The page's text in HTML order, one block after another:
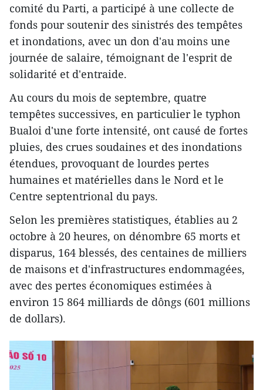
comité du Parti, a participé à une collecte de
fonds pour soutenir des sinistrés des tempêtes
et inondations, avec un don d'au moins une
journée de salaire, témoignant de l'esprit de
solidarité et d'entraide.
Au cours du mois de septembre, quatre
tempêtes successives, en particulier le typhon
Bualoi d'une forte intensité, ont causé de fortes
pluies, des crues soudaines et des inondations
étendues, provoquant de lourdes pertes
humaines et matérielles dans le Nord et le
Centre septentrional du pays.
Selon les premières statistiques, établies au 2
octobre à 20 heures, on dénombre 65 morts et
disparus, 164 blessés, des centaines de milliers
de maisons et d'infrastructures endommagées,
avec des pertes économiques estimées à
environ 15 864 milliards de dôngs (601 millions
de dollars).